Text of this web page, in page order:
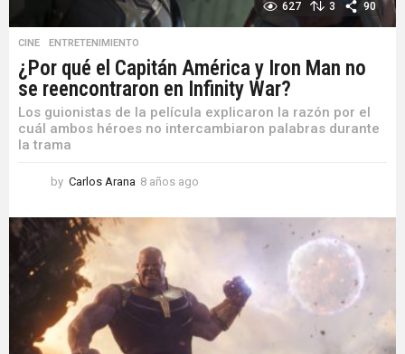
627 3 90
CINE ,ENTRETENIMIENTO
¿Por qué el Capitán América y Iron Man no
se reencontraron en Infinity War?
Los guionistas de la película explicaron la razón por el
cuál ambos héroes no intercambiaron palabras durante
la trama
by Carlos Arana 8 años ago
ñ
o